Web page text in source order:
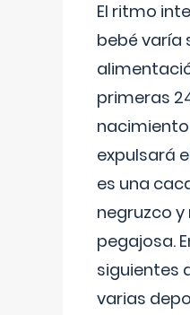
El ritmo
bebé varía
primeras
expulsará
es una
negruzco y
pegajosa.
siguientes
varias